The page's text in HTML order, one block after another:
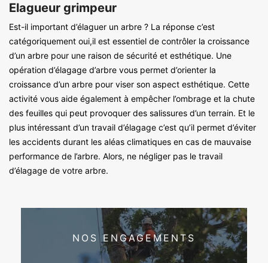
Elagueur grimpeur
Est-il important d’élaguer un arbre ? La réponse c’est
catégoriquement oui,il est essentiel de contrôler la croissance
d’un arbre pour une raison de sécurité et esthétique. Une
opération d’élagage d’arbre vous permet d’orienter la
croissance d’un arbre pour viser son aspect esthétique. Cette
activité vous aide également à empêcher l’ombrage et la chute
des feuilles qui peut provoquer des salissures d’un terrain. Et le
plus intéressant d’un travail d’élagage c’est qu’il permet d’éviter
les accidents durant les aléas climatiques en cas de mauvaise
performance de l’arbre. Alors, ne négliger pas le travail
d’élagage de votre arbre.
NOS ENGAGEMENTS